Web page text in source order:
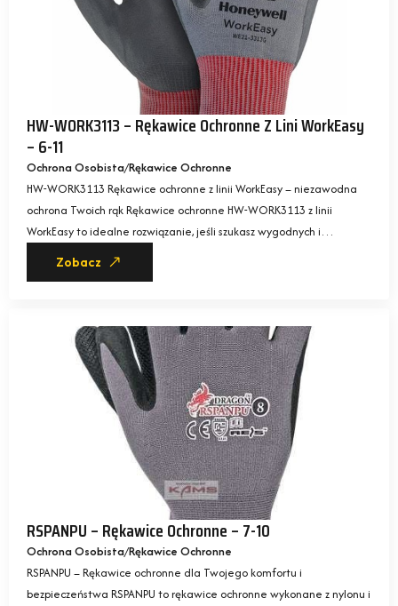
HW-WORK3113 – Rękawice Ochronne Z Lini WorkEasy
– 6-11
Ochrona Osobista Rękawice Ochronne
HW-WORK3113 Rękawice ochronne z linii WorkEasy – niezawodna
ochrona Twoich rąk Rękawice ochronne HW-WORK3113 z linii
WorkEasy to idealne rozwiązanie, jeśli szukasz wygodnych i…
Zobacz
RSPANPU – Rękawice Ochronne – 7-10
Ochrona Osobista Rękawice Ochronne
RSPANPU – Rękawice ochronne dla Twojego komfortu i
bezpieczeństwa RSPANPU to rękawice ochronne wykonane z nylonu i